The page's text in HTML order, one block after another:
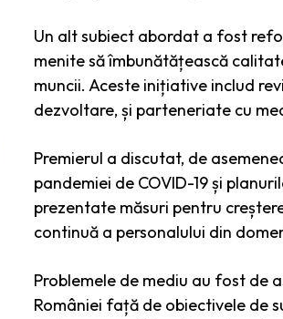
Un alt subiect abordat a fost
menite să îmbunătățească
muncii. Aceste inițiative includ
dezvoltare, și parteneriate cu
Premierul a discutat, de
pandemiei de COVID-19 și
prezentate măsuri pentru
continuă a personalului din
Problemele de mediu au fost de
României față de obiectivele de